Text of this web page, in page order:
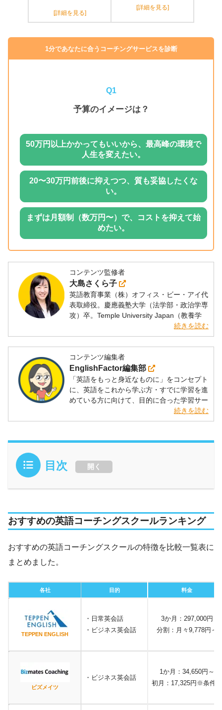
[詳細を見る]
[詳細を見る]
1分であなたに合うコーチングサービスを診断
Q1
予算のイメージは？
50万円以上かかってもいいから、最高峰の環境で
人生を変えたい。
20〜30万円前後に抑えつつ、質も妥協したくな
い。
まずは月額制（数万円〜）で、コストを抑えて始
めたい。
コンテンツ監修者
大島さくら子
英語教育事業（株）オフィス・ビー・アイ代
表取締役。慶應義塾大学（法学部・政治学専
攻）卒。Temple University Japan（教養学
部・アジア学専攻）卒。ビジネス英語講師と
して多くの企業、団体で英語講師を務める。
英語学習書ライターとしても活動。英検1
級、TOEICRL&R 990点満点/S&W400点満
点。著書多数。
続きを読む
コンテンツ編集者
EnglishFactor編集部
「英語をもっと身近なものに」をコンセプト
に、英語をこれから学ぶ方・すでに学習を進
めている方に向けて、目的に合った学習サー
続きを読む
目次 開く
おすすめの英語コーチングスクールランキング
おすすめの英語コーチングスクールの特徴を比較一覧表に
まとめました。
各社 目的 料金
TEPPEN ENGLISH
・日常英会話
・ビジネス英会話
3か月：297,000円
分割：月々9,778円～
ビズメイツ
・ビジネス英会話
1か月：34,650円～
初月：17,325円※条件有